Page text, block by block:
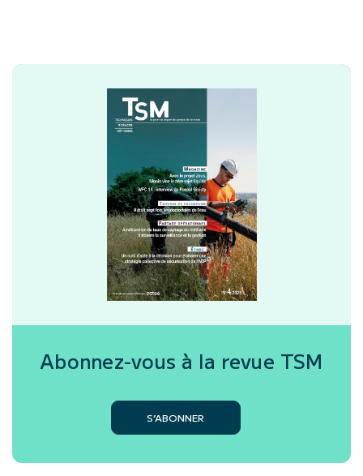
Abonnez-vous à la revue TSM
S’ABONNER